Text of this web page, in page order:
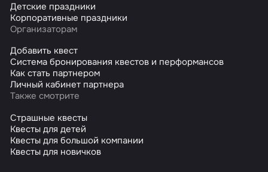
Детские праздники
Корпоративные праздники
Организаторам
Добавить квест
Система бронирования квестов и перформансов
Как стать партнером
Личный кабинет партнера
Также смотрите
Страшные квесты
Квесты для детей
Квесты для большой компании
Квесты для новичков